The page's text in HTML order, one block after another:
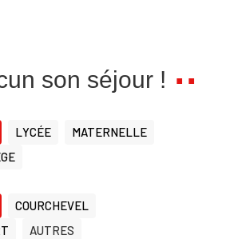
son séjour !
LYCÉE
MATERNELLE
COURCHEVEL
AUTRES